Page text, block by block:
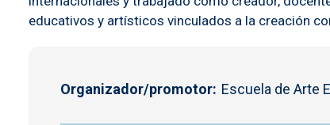
educativos y artísticos vinculados a la creación
Organizador/promotor Escuela de Arte